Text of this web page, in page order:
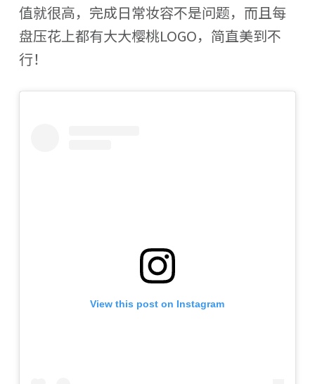
值就很高，完成日常妆容不是问题，而且每
盘压花上都有大大樱桃LOGO，简直美到不
行！
View this post on Instagram